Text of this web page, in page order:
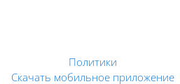
Политики
Скачать мобильное приложение